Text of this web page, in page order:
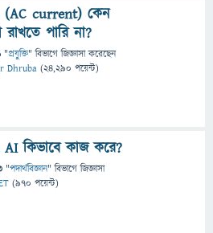
(AC current) কেন
পারি না?
"প্রযুক্তি" বিভাগে জিজ্ঞাসাকরেছেন
Dhruba (24,290 পয়েন্ট)
কিভাবে কাজ করে?
"পদার্থবিজ্ঞান" বিভাগে জিজ্ঞাসা
(970 পয়েন্ট)